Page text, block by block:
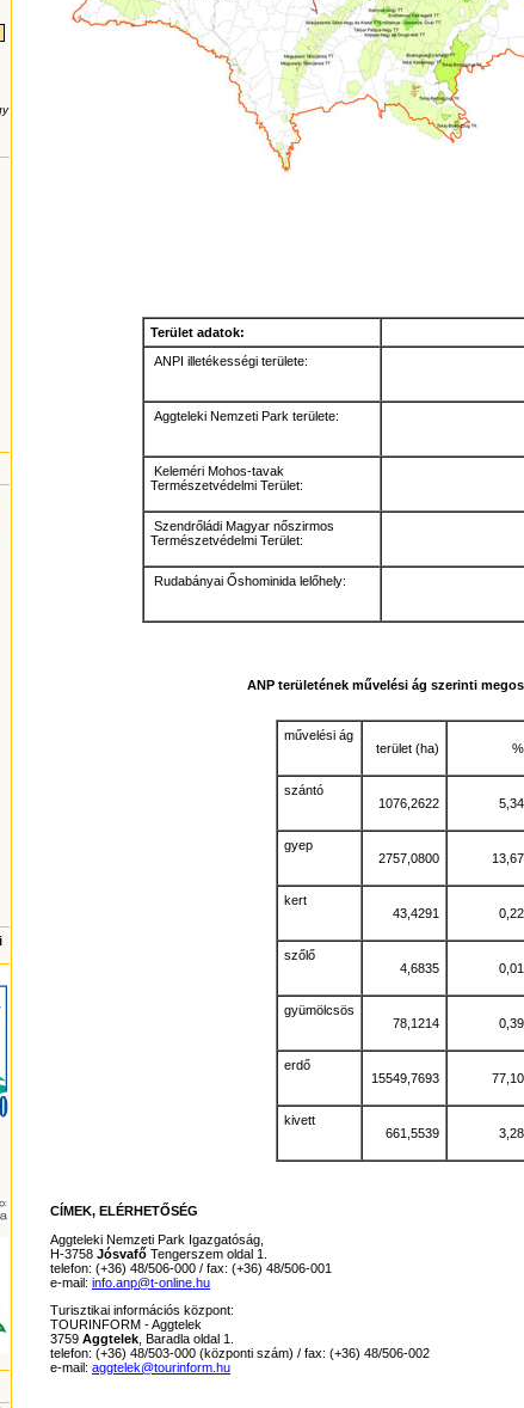
Terület adatok:
ANPI illetékességi területe:
Aggteleki Nemzeti Park területe:
Keleméri Mohos-tavak
Természetvédelmi Terület:
Szendrőládi Magyar nőszirmos
Természetvédelmi Terület:
Rudabányai Őshominida lelőhely:
ANP területének művelési ág szerinti
művelési ág
terület (ha)
%
szántó
1076,2622
5,34
gyep
2757,0800
13,67
kert
43,4291
0,22
szőlő
4,6835
0,01
gyümölcsös
78,1214
0,39
erdő
15549,7693
77,10
kivett
661,5539
3,28
CÍMEK, ELÉRHETŐSÉG
Aggteleki Nemzeti Park Igazgatóság,
H-3758 Jósvafő Tengerszem oldal 1.
telefon: (+36) 48/506-000 / fax: (+36) 48/506-001
e-mail: info.anp@t-online.hu
Turisztikai információs központ:
TOURINFORM - Aggtelek
3759 Aggtelek , Baradla oldal 1.
telefon: (+36) 48/503-000 (központi szám) / fax: (+36) 48/506-002
e-mail: aggtelek@tourinform.hu